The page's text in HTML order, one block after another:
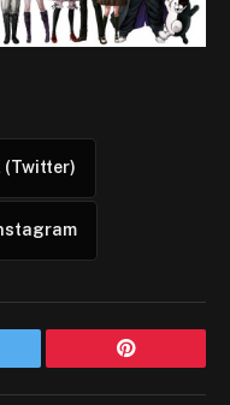
(Twitter)
Pinterest